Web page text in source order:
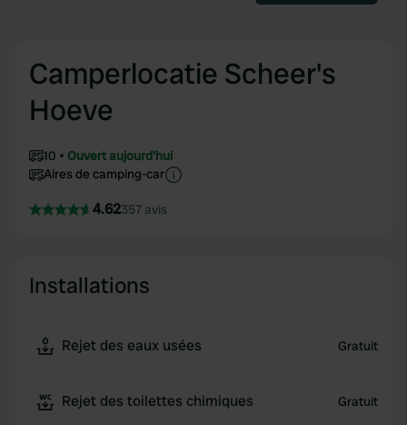
Camperlocatie Scheer's
Hoeve
10
Ouvert aujourd'hui
Aires de camping-car
4.62357 avis
Installations
Rejet des eaux usées Gratuit
Rejet des toilettes chimiques Gratuit